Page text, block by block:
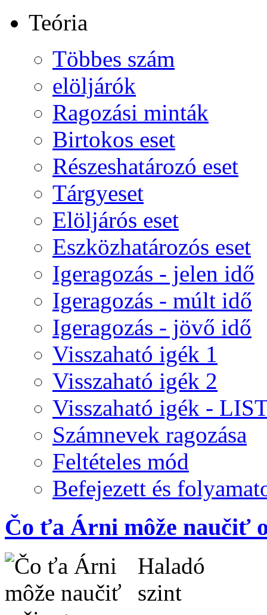
Teória
Többes szám
elöljárók
Ragozási minták
Birtokos eset
Részeshatározó eset
Tárgyeset
Elöljárós eset
Eszközhatározós eset
Igeragozás - jelen idő
Igeragozás - múlt idő
Igeragozás - jövő idő
Visszaható igék 1
Visszaható igék 2
Visszaható igék -
Számnevek ragozása
Feltételes mód
Befejezett és
Čo ťa Árni môže naučiť
Haladó
szint